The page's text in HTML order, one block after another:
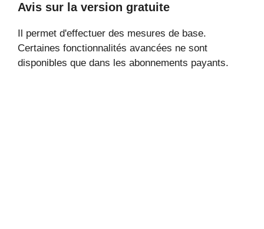
Avis sur la version gratuite
Il permet d'effectuer des mesures de base.
Certaines fonctionnalités avancées ne sont
disponibles que dans les abonnements payants.